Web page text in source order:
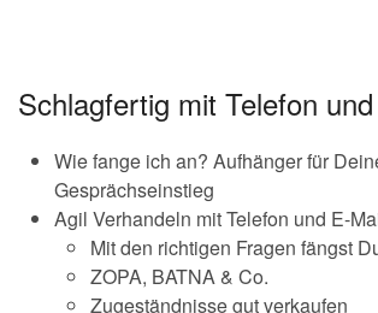
Schlagfertig mit Telefon
Wie fange ich an? Aufhänger für
Gesprächseinstieg
Agil Verhandeln mit Telefon und E-
Mit den richtigen Fragen fängst
ZOPA, BATNA & Co.
Zugeständnisse gut verkaufen